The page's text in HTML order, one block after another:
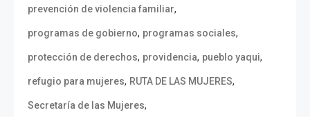
prevención de violencia familiar,
programas de gobierno, programas sociales,
protección de derechos, providencia, pueblo yaqui,
refugio para mujeres, RUTA DE LAS MUJERES,
Secretaría de las Mujeres,